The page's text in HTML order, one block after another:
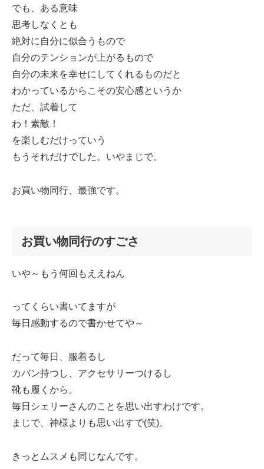
でも、ある意味
思考しなくとも
絶対に自分に似合うもので
自分のテンションが上がるもので
自分の未来を幸せにしてくれるものだと
わかっているからこその安心感というか
ただ、試着して
わ！素敵！
を楽しむだけっていう
もうそれだけでした。いやまじで。
お買い物同行、最強です。
お買い物同行のすごさ
いや～もう何回もええねん
ってくらい書いてますが
毎日感動するので書かせてや～
だって毎日、服着るし
カバン持つし、アクセサリーつけるし
靴も履くから。
毎日シェリーさんのことを思い出すわけです。
まじで、神様よりも思い出すで(笑)。
きっとムスメも同じなんです。